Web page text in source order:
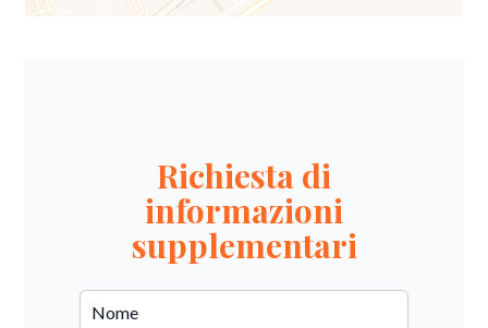
Richiesta di
informazioni
supplementari